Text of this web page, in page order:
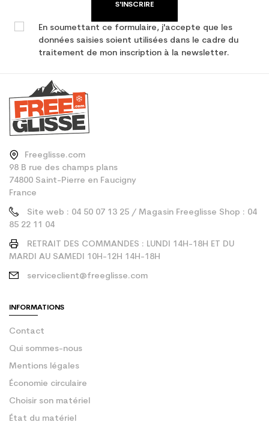
performance
S'INSCRIRE
En soumettant ce formulaire, j'accepte que les
données saisies soient utilisées dans le cadre du
traitement de mon inscription à la newsletter.
Freeglisse.com
98 B rue des champs plans
74800 Saint-Pierre en Faucigny
France
Site web : 04 50 07 13 25 / Magasin Freeglisse Shop : 04
85 22 11 04
RETRAIT DES COMMANDES : LUNDI 14H-18H ET DU
MARDI AU SAMEDI 10H-12H 14H-18H
serviceclient@freeglisse.com
INFORMATIONS
Contact
Qui sommes-nous
Mentions légales
Économie circulaire
Choisir son matériel
État du matériel